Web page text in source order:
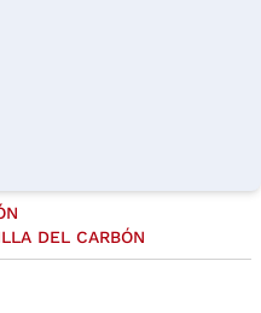
DEL CARBÓN